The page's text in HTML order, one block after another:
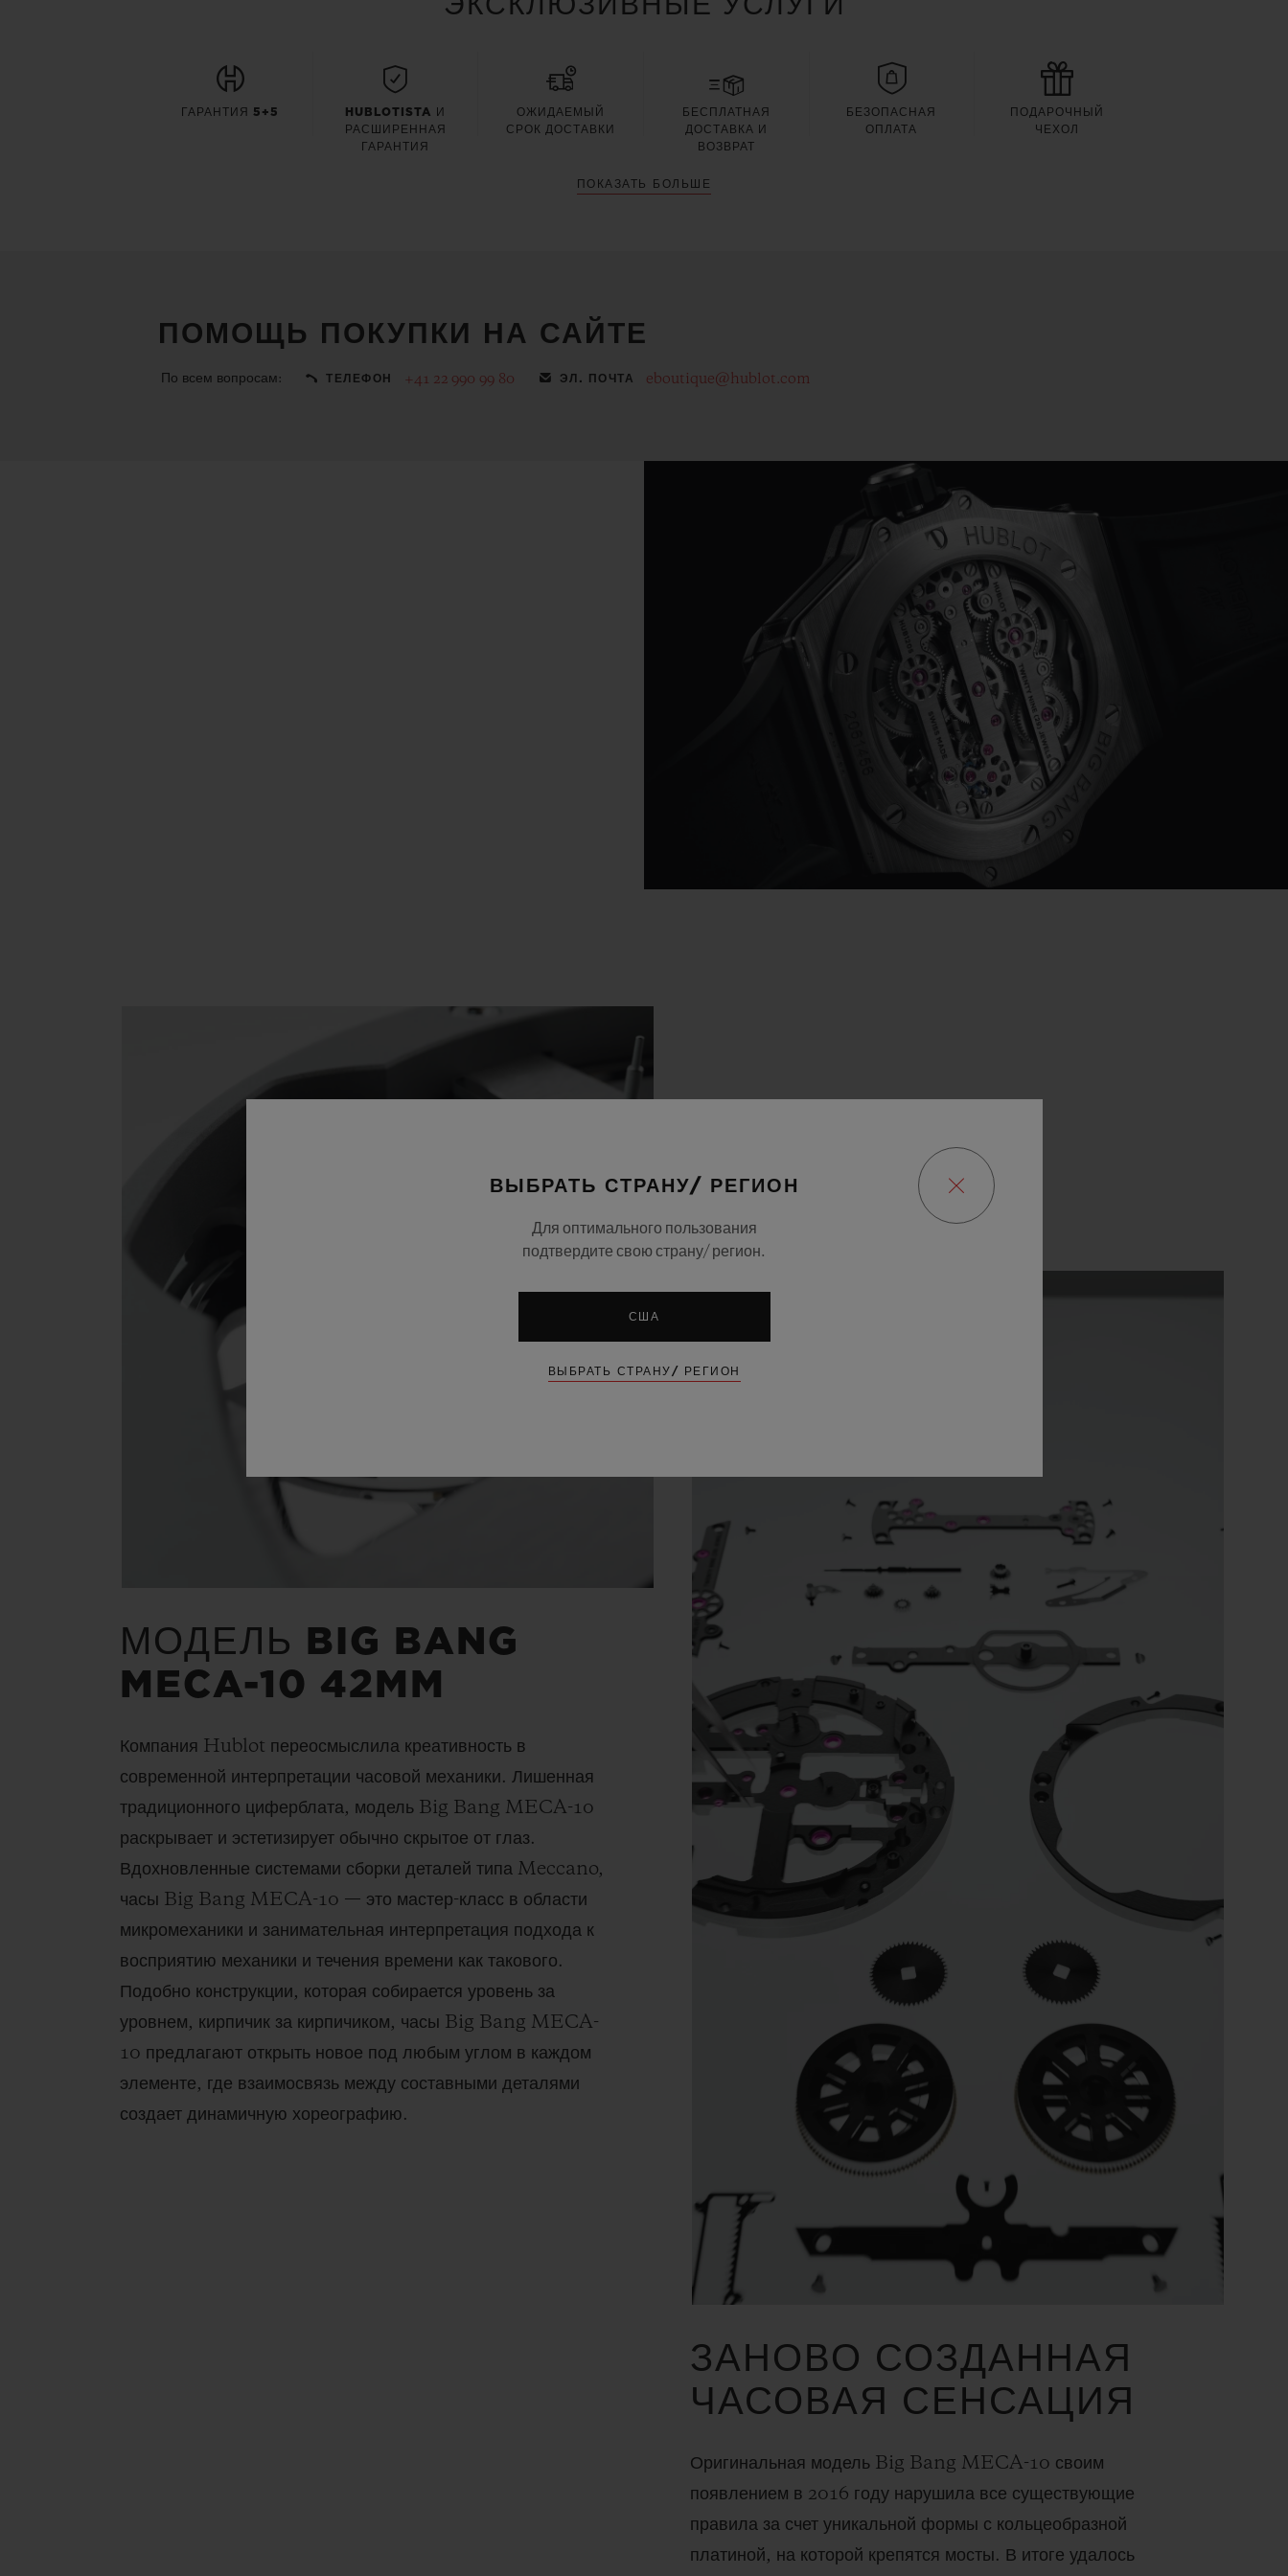
ГАРАНТИЯ 5+5
HUBLOTISTA И
РАСШИРЕННАЯ
ГАРАНТИЯ
ОЖИДАЕМЫЙ
СРОК ДОСТАВКИ
БЕСПЛАТНАЯ
ДОСТАВКА И
ВОЗВРАТ
БЕЗОПАСНАЯ
ОПЛАТА
ПОДАРОЧНЫЙ
ЧЕХОЛ
ПОКАЗАТЬ БОЛЬШЕ
ПОМОЩЬ ПОКУПКИ НА САЙТЕ
По всем вопросам: ТЕЛЕФОН +41 22 990 99 80 ЭЛ. ПОЧТА eboutique@hublot.com
МОДЕЛЬ BIG BANG
MECA-10 42MM
Компания Hublot переосмыслила креативность в
современной интерпретации часовой механики. Лишенная
традиционного циферблата, модель Big Bang MECA-10
раскрывает и эстетизирует обычно скрытое от глаз.
Вдохновленные системами сборки деталей типа Meccano,
часы Big Bang MECA-10 — это мастер-класс в области
микромеханики и занимательная интерпретация подхода к
восприятию механики и течения времени как такового.
Подобно конструкции, которая собирается уровень за
уровнем, кирпичик за кирпичиком, часы Big Bang MECA-
10 предлагают открыть новое под любым углом в каждом
элементе, где взаимосвязь между составными деталями
создает динамичную хореографию.
ЗАНОВО СОЗДАННАЯ
ЧАСОВАЯ СЕНСАЦИЯ
Оригинальная модель Big Bang MECA-10 своим
появлением в 2016 году нарушила все существующие
правила за счет уникальной формы с кольцеобразной
платиной, на которой крепятся мосты. В итоге удалось
ВЫБРАТЬ СТРАНУ/ РЕГИОН
Для оптимального пользования
подтвердите свою страну/ регион.
США
ВЫБРАТЬ СТРАНУ/ РЕГИОН